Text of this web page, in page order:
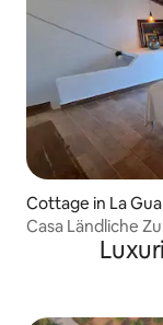
Cottage in La
Casa Ländliche